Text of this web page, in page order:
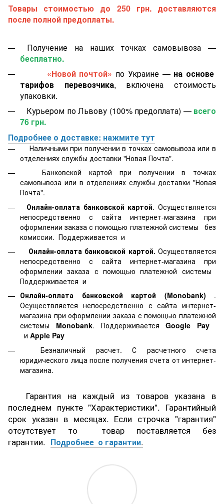
Товары стоимостью до 250 грн. доставляются
после полной предоплаты.
Получение на наших точках самовывоза —
бесплатно.
«Новой почтой» по Украине — на основе
тарифов перевозчика, включена стоимость
упаковки.
Курьером по Львову (100% предоплата) — всего
76 грн.
Подробнее о доставке: нажмите тут
Наличными при получении в точках самовывоза или в
отделениях службы доставки "Новая Почта".
Банковской картой при получении в точках
самовывоза или в отделениях службы доставки "Новая
Почта".
Онлайн-оплата банковской картой. Осуществляется
непосредственно с сайта интернет-магазина при
оформлении заказа с помощью платежной системы
без
комиссии. Поддерживается и
Онлайн-оплата банковской картой. Осуществляется
непосредственно с сайта интернет-магазина при
оформлении заказа с помощью платежной системы
Поддерживается и
Онлайн-оплата банковской картой
(Monobank) .
Осуществляется непосредственно с сайта интернет-
магазина при оформлении заказа с помощью платежной
системы Monobank. ПоддерживаетсяGoogle Pay
и Apple Pay
Безналичный расчет. С расчетного счета
юридического лица после получения счета от интернет-
магазина.
Гарантия на каждый из товаров указана в
последнем пункте "Характеристики". Гарантийный
срок указан в месяцах. Если строчка "гарантия"
отсутствует то товар поставляется без
гарантии. Подробнее о гарантии.